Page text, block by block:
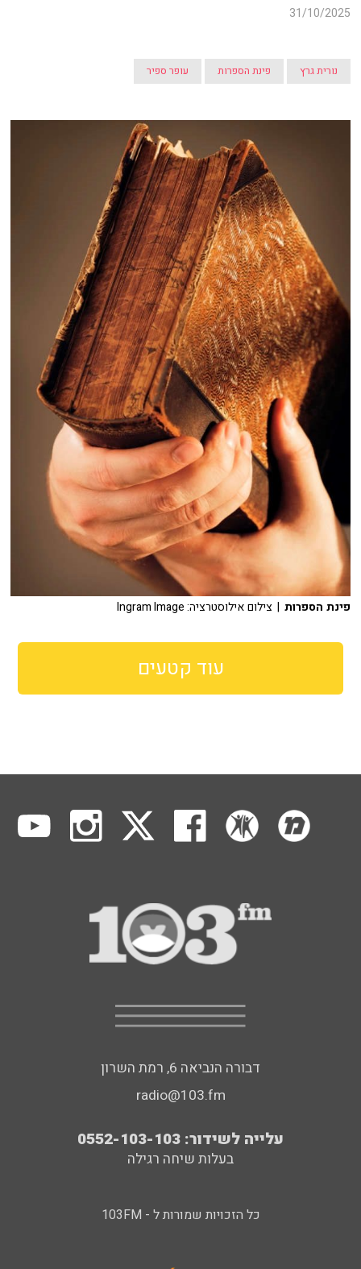
31/10/2025
נורית גרץ פינת הספרות עופר ספיר
פינת הספרות | צילום אילוסטרציה: Ingram Image
עוד קטעים
דבורה הנביאה 6, רמת השרון
radio@103.fm
עלייה לשידור: 0552-103-103
בעלות שיחה רגילה
כל הזכויות שמורות ל - 103FM